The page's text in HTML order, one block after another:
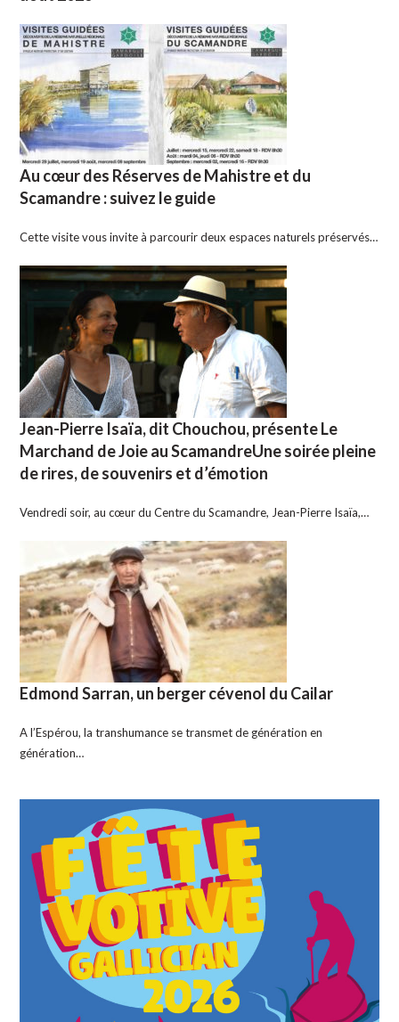
Au cœur des Réserves de Mahistre et du
Scamandre : suivez le guide
Cette visite vous invite à parcourir deux espaces naturels préservés…
Jean-Pierre Isaïa, dit Chouchou, présente Le
Marchand de Joie au ScamandreUne soirée pleine
de rires, de souvenirs et d’émotion
Vendredi soir, au cœur du Centre du Scamandre, Jean-Pierre Isaïa,…
Edmond Sarran, un berger cévenol du Cailar
A l’Espérou, la transhumance se transmet de génération en
génération…